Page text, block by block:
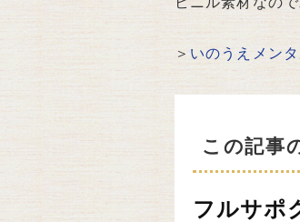
＞ いのうえメン
この記事
フルサポ